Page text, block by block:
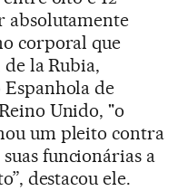
absolutamente
corporal que
la Rubia,
Espanhola de
Unido, "o
um pleito contra
funcionárias a
destacou ele.